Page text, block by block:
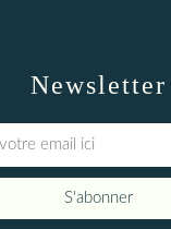
Newsletter